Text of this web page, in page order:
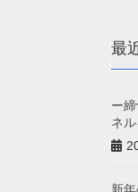
最
ー
ネ
新